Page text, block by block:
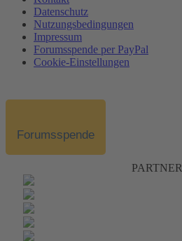
Datenschutz
Nutzungsbedingungen
Impressum
Forumsspende per PayPal
Cookie-Einstellungen
Forumsspende
PARTNER